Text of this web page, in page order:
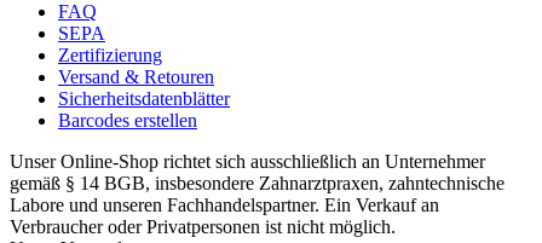
FAQ
SEPA
Zertifizierung
Versand & Retouren
Sicherheitsdatenblätter
Barcodes erstellen
Unser Online-Shop richtet sich ausschließlich an Unternehmer
gemäß § 14 BGB, insbesondere Zahnarztpraxen, zahntechnische
Labore und unseren Fachhandelspartner. Ein Verkauf an
Verbraucher oder Privatpersonen ist nicht möglich.